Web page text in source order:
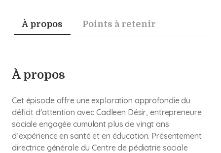
À propos Points à retenir
À propos
Cet épisode offre une exploration approfondie du
déficit d'attention avec Cadleen Désir, entrepreneure
sociale engagée cumulant plus de vingt ans
d’expérience en santé et en éducation. Présentement
directrice générale du Centre de pédiatrie sociale